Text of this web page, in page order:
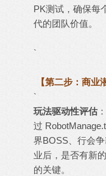
PK测试，确保每
代的团队价值。
`
【第二步：商
`
玩法驱动性评估
过
界BOSS、行会
业后，是否有新
的关键。